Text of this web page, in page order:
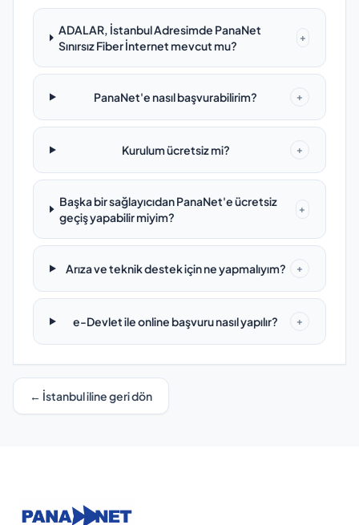
ADALAR, İstanbul Adresimde PanaNet
Sınırsız Fiber İnternet mevcut mu?
+
PanaNet'e nasıl başvurabilirim? +
Kurulum ücretsiz mi? +
Başka bir sağlayıcıdan PanaNet'e ücretsiz
geçiş yapabilir miyim?
+
Arıza ve teknik destek için ne yapmalıyım? +
e-Devlet ile online başvuru nasıl yapılır? +
← İstanbul iline geri dön